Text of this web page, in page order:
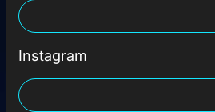
Instagram